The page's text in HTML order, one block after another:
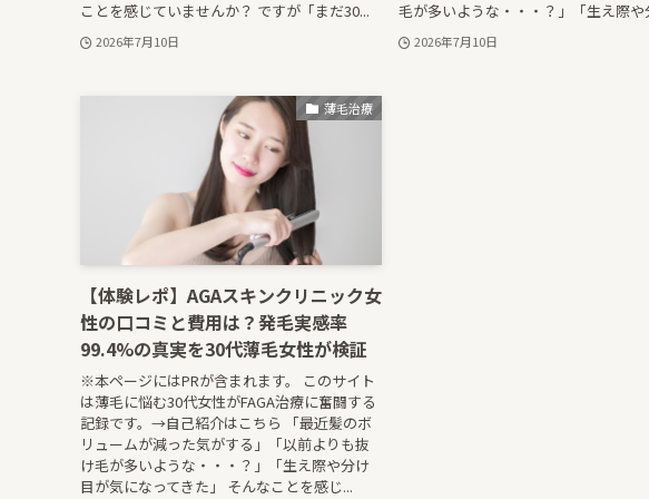
ことを感じていませんか？ ですが「まだ30...
2026年7月10日
毛が多いような・・・？」「生え際や
2026年7月10日
薄毛治療
【体験レポ】AGAスキンクリニック女
性の口コミと費用は？発毛実感率
99.4%の真実を30代薄毛女性が検証
※本ページにはPRが含まれます。 このサイト
は薄毛に悩む30代女性がFAGA治療に奮闘する
記録です。→自己紹介はこちら 「最近髪のボ
リュームが減った気がする」「以前よりも抜
け毛が多いような・・・？」「生え際や分け
目が気になってきた」 そんなことを感じ...